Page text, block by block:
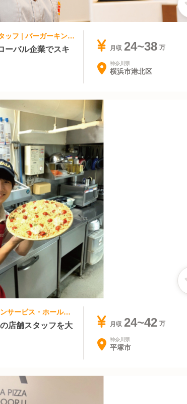
ファストフード | レストランサービス・ホールスタッフ | バーガーキング そよら横浜高田
ーバル企業でスキ
月収 24~38
神奈川県
横浜市港北区
ファストフード, その他(料理ジャンル) | レストランサービス・ホールスタッフ | ピザーラ 寒川平塚北店
店舗スタッフを大
月収 24~42
神奈川県
平塚市